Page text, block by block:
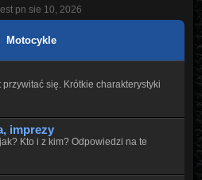
pn sie 10, 2026
Motocykle
się. Krótkie charakterystyki
imprezy
Kto i z kim? Odpowiedzi na te